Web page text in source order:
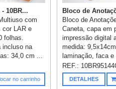
10BR...
com
cor LAR e
folhas.
incluso na
34,0 cm ...
no carrinho
Bloco de
Bloco de
Caneta, capa em
impressão digital
medida:
laminação, faca e
REF.:
DETALHES